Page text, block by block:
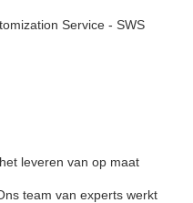
Service - SWS
leveren van op maat
team van experts werkt